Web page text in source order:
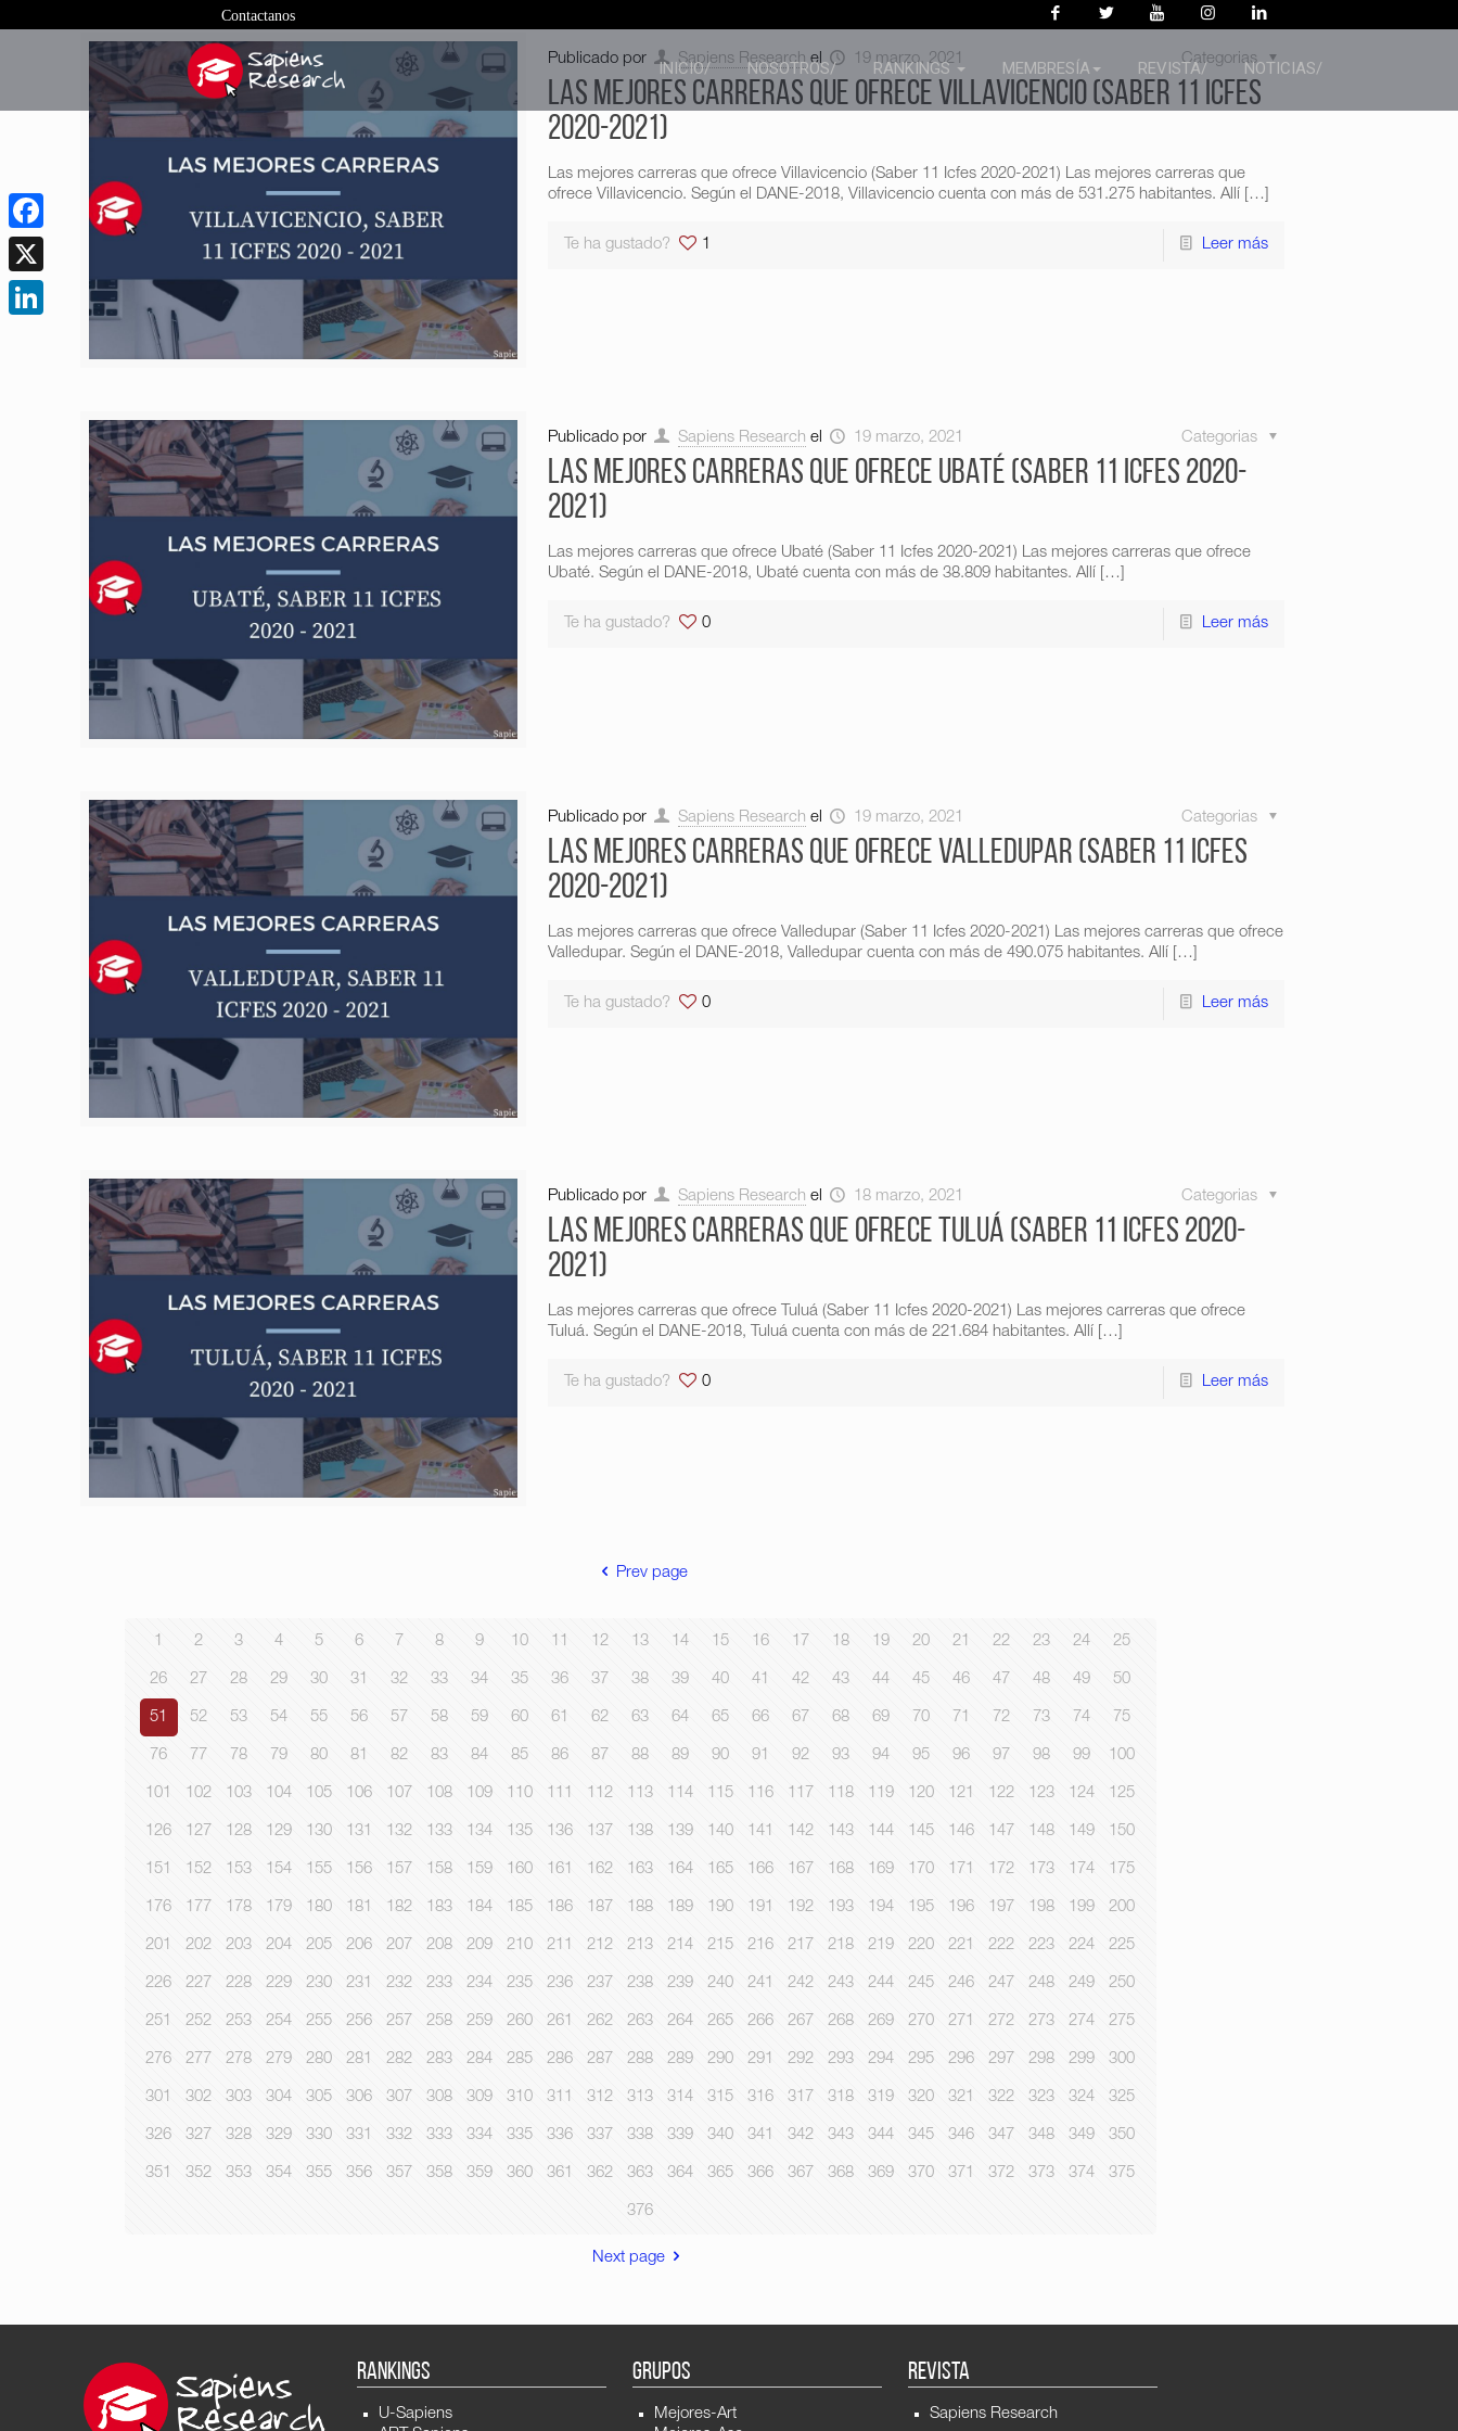
Contactanos
INICIO/ NOSOTROS/ RANKINGS MEMBRESÍA REVISTA/ NOTICIAS/
Publicado por Sapiens Research el 19 marzo, 2021 Categorias
Las mejores carreras que ofrece Villavicencio (Saber 11 Icfes
2020-2021)
Las mejores carreras que ofrece Villavicencio (Saber 11 Icfes 2020-2021) Las mejores carreras que
ofrece Villavicencio. Según el DANE-2018, Villavicencio cuenta con más de 531.275 habitantes. Allí […]
Te ha gustado? 1 Leer más
Publicado por Sapiens Research el 19 marzo, 2021 Categorias
Las mejores carreras que ofrece Ubaté (Saber 11 Icfes 2020-
2021)
Las mejores carreras que ofrece Ubaté (Saber 11 Icfes 2020-2021) Las mejores carreras que ofrece
Ubaté. Según el DANE-2018, Ubaté cuenta con más de 38.809 habitantes. Allí […]
Te ha gustado? 0 Leer más
Publicado por Sapiens Research el 19 marzo, 2021 Categorias
Las mejores carreras que ofrece Valledupar (Saber 11 Icfes
2020-2021)
Las mejores carreras que ofrece Valledupar (Saber 11 Icfes 2020-2021) Las mejores carreras que ofrece
Valledupar. Según el DANE-2018, Valledupar cuenta con más de 490.075 habitantes. Allí […]
Te ha gustado? 0 Leer más
Publicado por Sapiens Research el 18 marzo, 2021 Categorias
Las mejores carreras que ofrece Tuluá (Saber 11 Icfes 2020-
2021)
Las mejores carreras que ofrece Tuluá (Saber 11 Icfes 2020-2021) Las mejores carreras que ofrece
Tuluá. Según el DANE-2018, Tuluá cuenta con más de 221.684 habitantes. Allí […]
Te ha gustado? 0 Leer más
Prev page
1 2 3 4 5 6 7 8 9 10 11 12 13 14 15 16 17 18 19 20 21 22 23 24 25
26 27 28 29 30 31 32 33 34 35 36 37 38 39 40 41 42 43 44 45 46 47 48 49 50
51 52 53 54 55 56 57 58 59 60 61 62 63 64 65 66 67 68 69 70 71 72 73 74 75
76 77 78 79 80 81 82 83 84 85 86 87 88 89 90 91 92 93 94 95 96 97 98 99 100
101 102 103 104 105 106 107 108 109 110 111 112 113 114 115 116 117 118 119 120 121 122 123 124 125
126 127 128 129 130 131 132 133 134 135 136 137 138 139 140 141 142 143 144 145 146 147 148 149 150
151 152 153 154 155 156 157 158 159 160 161 162 163 164 165 166 167 168 169 170 171 172 173 174 175
176 177 178 179 180 181 182 183 184 185 186 187 188 189 190 191 192 193 194 195 196 197 198 199 200
201 202 203 204 205 206 207 208 209 210 211 212 213 214 215 216 217 218 219 220 221 222 223 224 225
226 227 228 229 230 231 232 233 234 235 236 237 238 239 240 241 242 243 244 245 246 247 248 249 250
251 252 253 254 255 256 257 258 259 260 261 262 263 264 265 266 267 268 269 270 271 272 273 274 275
276 277 278 279 280 281 282 283 284 285 286 287 288 289 290 291 292 293 294 295 296 297 298 299 300
301 302 303 304 305 306 307 308 309 310 311 312 313 314 315 316 317 318 319 320 321 322 323 324 325
326 327 328 329 330 331 332 333 334 335 336 337 338 339 340 341 342 343 344 345 346 347 348 349 350
351 352 353 354 355 356 357 358 359 360 361 362 363 364 365 366 367 368 369 370 371 372 373 374 375
376
Next page
RANKINGS
U-Sapiens
GRUPOS
Mejores-Art
REVISTA
Sapiens Research
Facebook
X